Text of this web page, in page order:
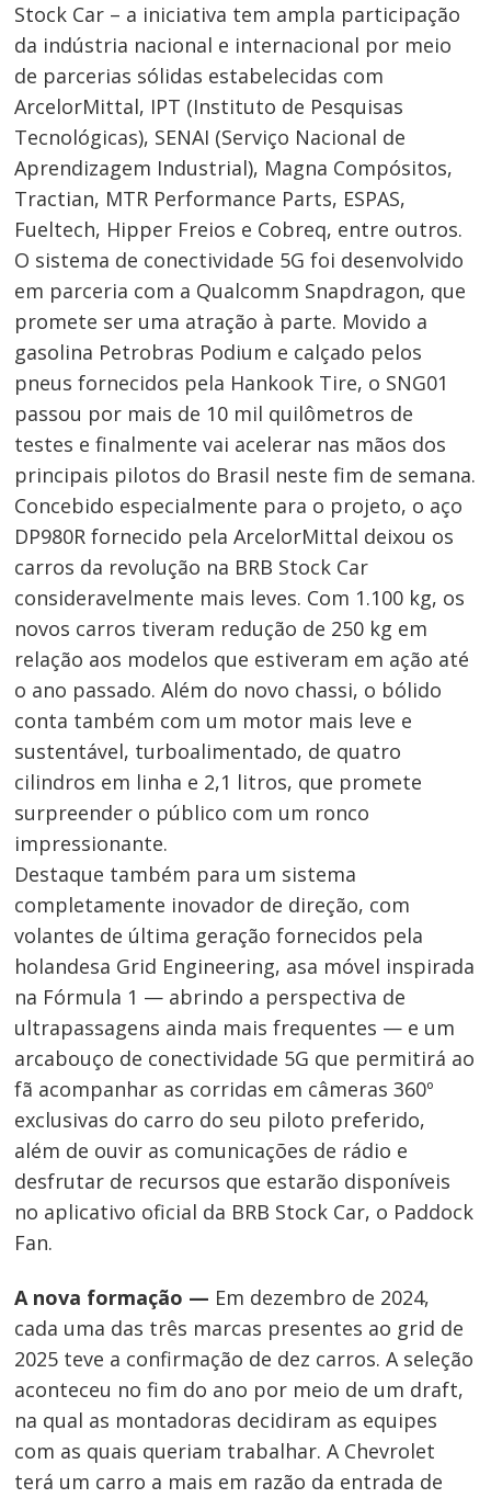
Stock Car – a iniciativa tem ampla participação
da indústria nacional e internacional por meio
de parcerias sólidas estabelecidas com
ArcelorMittal, IPT (Instituto de Pesquisas
Tecnológicas), SENAI (Serviço Nacional de
Aprendizagem Industrial), Magna Compósitos,
Tractian, MTR Performance Parts, ESPAS,
Fueltech, Hipper Freios e Cobreq, entre outros.
O sistema de conectividade 5G foi desenvolvido
em parceria com a Qualcomm Snapdragon, que
promete ser uma atração à parte. Movido a
gasolina Petrobras Podium e calçado pelos
pneus fornecidos pela Hankook Tire, o SNG01
passou por mais de 10 mil quilômetros de
testes e finalmente vai acelerar nas mãos dos
principais pilotos do Brasil neste fim de semana.
Concebido especialmente para o projeto, o aço
DP980R fornecido pela ArcelorMittal deixou os
carros da revolução na BRB Stock Car
consideravelmente mais leves. Com 1.100 kg, os
novos carros tiveram redução de 250 kg em
relação aos modelos que estiveram em ação até
o ano passado. Além do novo chassi, o bólido
conta também com um motor mais leve e
sustentável, turboalimentado, de quatro
cilindros em linha e 2,1 litros, que promete
surpreender o público com um ronco
impressionante.
Destaque também para um sistema
completamente inovador de direção, com
volantes de última geração fornecidos pela
holandesa Grid Engineering, asa móvel inspirada
na Fórmula 1 — abrindo a perspectiva de
ultrapassagens ainda mais frequentes — e um
arcabouço de conectividade 5G que permitirá ao
fã acompanhar as corridas em câmeras 360º
exclusivas do carro do seu piloto preferido,
além de ouvir as comunicações de rádio e
desfrutar de recursos que estarão disponíveis
no aplicativo oficial da BRB Stock Car, o Paddock
Fan.
A nova formação — Em dezembro de 2024,
cada uma das três marcas presentes ao grid de
2025 teve a confirmação de dez carros. A seleção
aconteceu no fim do ano por meio de um draft,
na qual as montadoras decidiram as equipes
com as quais queriam trabalhar. A Chevrolet
terá um carro a mais em razão da entrada de